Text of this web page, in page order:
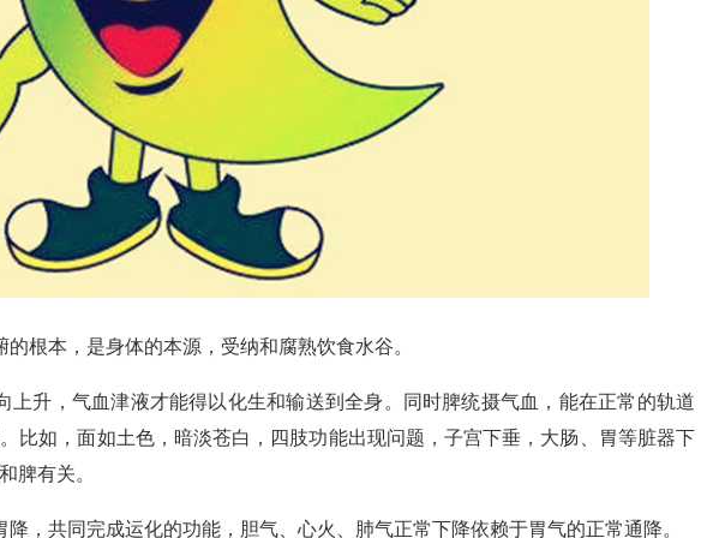
根本，是身体的本源，受纳和腐熟饮食水谷。
上升，气血津液才能得以化生和输送到全身。同时脾统摄气血，能在正常的轨道
比如，面如土色，暗淡苍白，四肢功能出现问题，子宫下垂，大肠、胃等脏器下
脾有关。
，共同完成运化的功能，胆气、心火、肺气正常下降依赖于胃气的正常通降。